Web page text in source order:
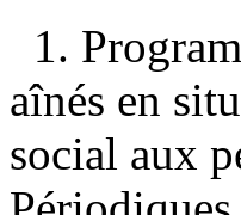
1.
aînés en
social aux